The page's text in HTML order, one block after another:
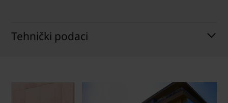
Tehnički podaci